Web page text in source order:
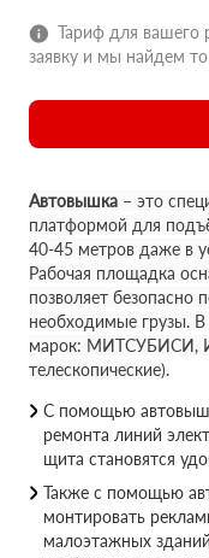
Тариф для вашего
заявку и мы найдем то
Автовышка – это
платформой для
40-45 метров даже в
Рабочая площадка
позволяет безопасно
необходимые грузы.
марок: МИТСУБИСИ,
телескопические).
С помощью
ремонта линий
щита становятся
Также с помощью
монтировать
малоэтажных